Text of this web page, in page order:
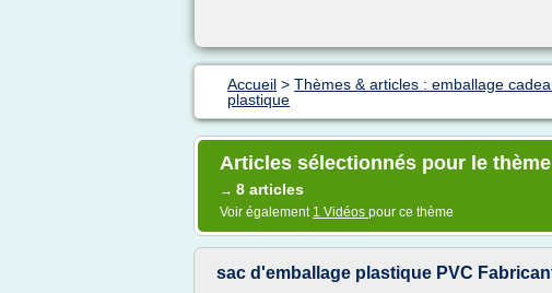
Accueil > Thèmes & articles : emballage
plastique
Articles sélectionnés pour le
→ 8 articles
Voir également 1 Vidéos pour ce thème
sac d'emballage plastique PVC